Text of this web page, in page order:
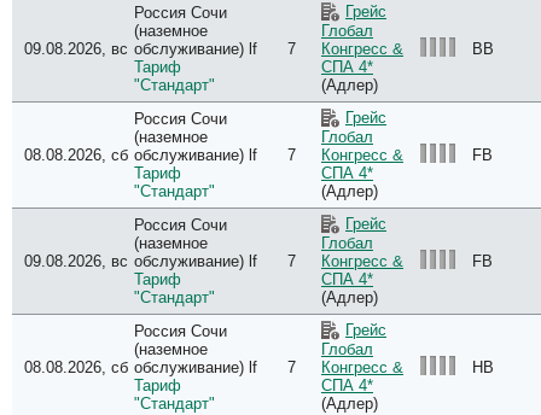
09.08.2026, вс
Россия Сочи
(наземное
обслуживание) lf
Тариф
"Стандарт"
7
Грейс
Глобал
Конгресс &
СПА 4*
(Адлер)
BB
08.08.2026, сб
Россия Сочи
(наземное
обслуживание) lf
Тариф
"Стандарт"
7
Грейс
Глобал
Конгресс &
СПА 4*
(Адлер)
FB
09.08.2026, вс
Россия Сочи
(наземное
обслуживание) lf
Тариф
"Стандарт"
7
Грейс
Глобал
Конгресс &
СПА 4*
(Адлер)
FB
08.08.2026, сб
Россия Сочи
(наземное
обслуживание) lf
Тариф
"Стандарт"
7
Грейс
Глобал
Конгресс &
СПА 4*
(Адлер)
HB